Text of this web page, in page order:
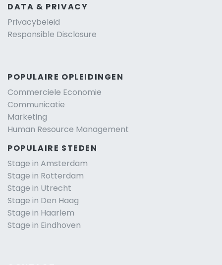
DATA & PRIVACY
Privacybeleid
Responsible Disclosure
POPULAIRE OPLEIDINGEN
Commerciele Economie
Communicatie
Marketing
Human Resource Management
POPULAIRE STEDEN
Stage in Amsterdam
Stage in Rotterdam
Stage in Utrecht
Stage in Den Haag
Stage in Haarlem
Stage in Eindhoven